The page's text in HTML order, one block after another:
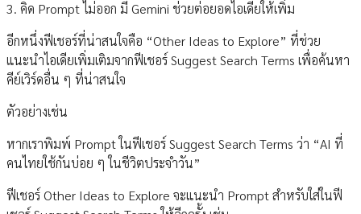
3. คิด Prompt ไม่ออก มี Gemini ช่วยต่อยอดไอเดียให้เพิ่ม
อีกหนึ่งฟีเชอร์ที่น่าสนใจคือ “Other Ideas to Explore” ที่ช่วย
แนะนำไอเดียเพิ่มเติมจากฟีเชอร์ Suggest Search Terms เพื่อค้นหา
คีย์เวิร์ดอื่น ๆ ที่น่าสนใจ
ตัวอย่างเช่น
หากเราพิมพ์ Prompt ในฟีเชอร์ Suggest Search Terms ว่า “AI ที่
คนไทยใช้กันบ่อย ๆ ในชีวิตประจำวัน”
ฟีเชอร์ Other Ideas to Explore จะแนะนำ Prompt สำหรับใส่ในฟี